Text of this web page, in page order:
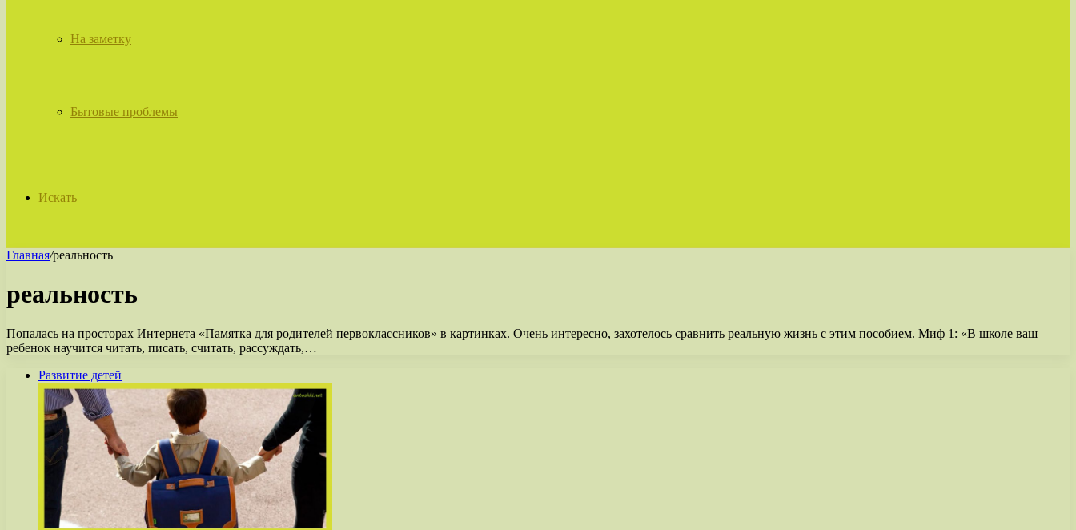
На заметку
Бытовые проблемы
Искать
Главная/реальность
реальность
Попалась на просторах Интернета «Памятка для родителей первоклассников» в картинках. Очень интересно, захотелось сравнить реальную жизнь с этим пособием. Миф 1: «В школе ваш
ребенок научится читать, писать, считать, рассуждать,…
Развитие детей